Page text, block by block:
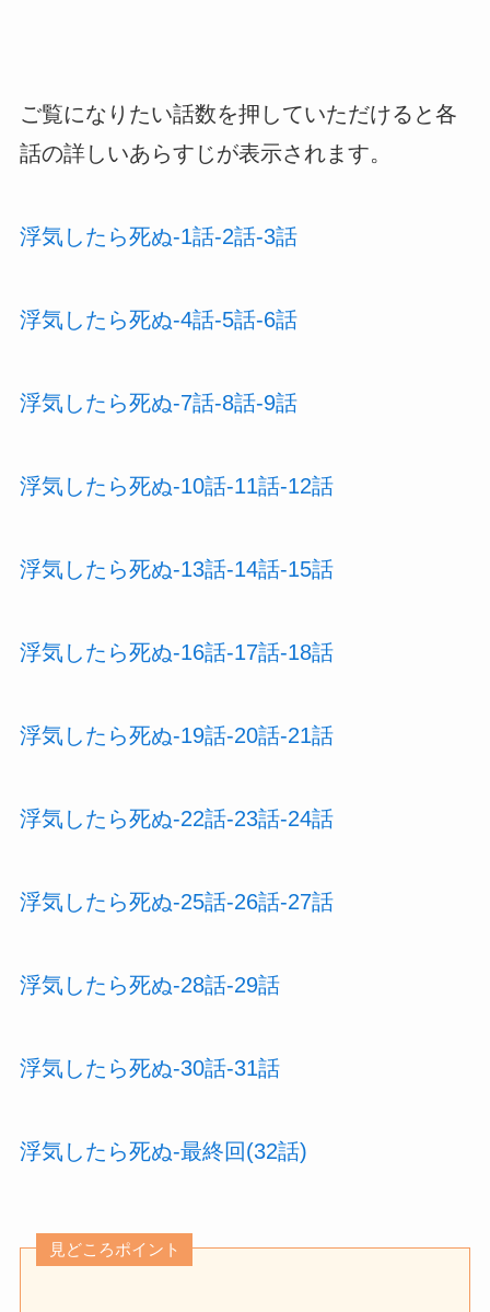
ご覧になりたい話数を押していただけると各
話の詳しいあらすじが表示されます。
浮気したら死ぬ-1話-2話-3話
浮気したら死ぬ-4話-5話-6話
浮気したら死ぬ-7話-8話-9話
浮気したら死ぬ-10話-11話-12話
浮気したら死ぬ-13話-14話-15話
浮気したら死ぬ-16話-17話-18話
浮気したら死ぬ-19話-20話-21話
浮気したら死ぬ-22話-23話-24話
浮気したら死ぬ-25話-26話-27話
浮気したら死ぬ-28話-29話
浮気したら死ぬ-30話-31話
浮気したら死ぬ-最終回(32話)
見どころポイント